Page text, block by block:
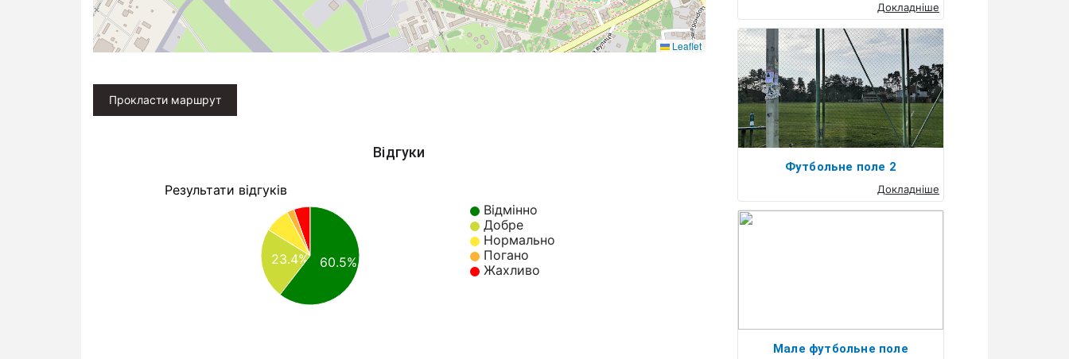
Leaflet
Прокласти маршрут
Відгуки
Результати відгуків
Відмінно
Добре
Нормально
Погано
Жахливо
23.4% 60.5%
Докладніше
Футбольне поле 2
Докладніше
Мале футбольне поле